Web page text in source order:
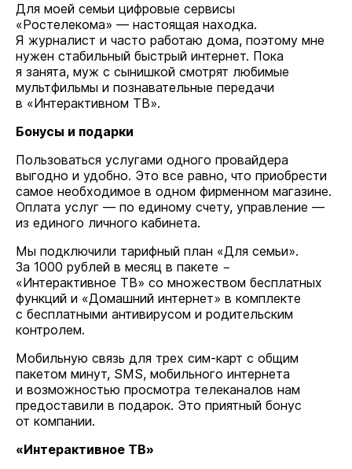
Для моей семьи цифровые сервисы
«Ростелекома» — настоящая находка.
Я журналист и часто работаю дома, поэтому мне
нужен стабильный быстрый интернет. Пока
я занята, муж с сынишкой смотрят любимые
мультфильмы и познавательные передачи
в «Интерактивном ТВ».
Бонусы и подарки
Пользоваться услугами одного провайдера
выгодно и удобно. Это все равно, что приобрести
самое необходимое в одном фирменном магазине.
Оплата услуг — по единому счету, управление —
из единого личного кабинета.
Мы подключили тарифный план «Для семьи».
За 1000 рублей в месяц в пакете −
«Интерактивное ТВ» со множеством бесплатных
функций и «Домашний интернет» в комплекте
с бесплатными антивирусом и родительским
контролем.
Мобильную связь для трех сим-карт с общим
пакетом минут, SMS, мобильного интернета
и возможностью просмотра телеканалов нам
предоставили в подарок. Это приятный бонус
от компании.
«Интерактивное ТВ»